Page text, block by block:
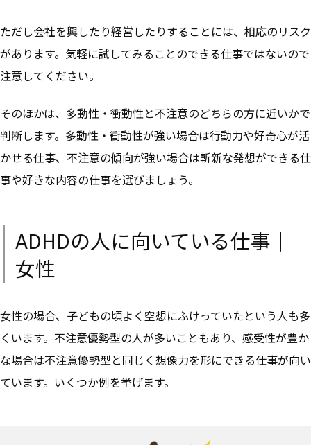
ただし会社を興したり経営したりすることには、相応のリスク
があります。気軽に試してみることのできる仕事ではないので
注意してください。
そのほかは、多動性・衝動性と不注意のどちらの方に近いかで
判断します。多動性・衝動性が強い場合は行動力や好奇心が活
かせる仕事、不注意の傾向が強い場合は斬新な発想ができる仕
事や好きな内容の仕事を選びましょう。
ADHDの人に向いている仕事｜
女性
女性の場合、子どもの頃よく空想にふけっていたという人も多
くいます。不注意優勢型の人が多いこともあり、 感受性が豊か
な場合は不注意優勢型と同じく想像力を形にできる仕事が向い
ています。 いくつか例を挙げます。